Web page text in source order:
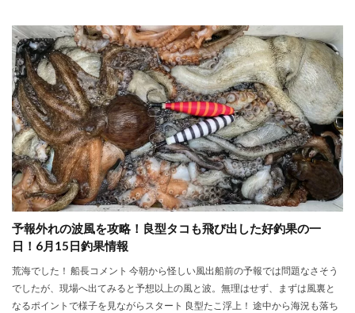
予報外れの波風を攻略！良型タコも飛び出した好釣果の一
日！6月15日釣果情報
荒海でした！ 船長コメント 今朝から怪しい風出船前の予報では問題なさそう
でしたが、現場へ出てみると予想以上の風と波。無理はせず、まずは風裏と
なるポイントで様子を見ながらスタート 良型たこ浮上！ 途中から海況も落ち